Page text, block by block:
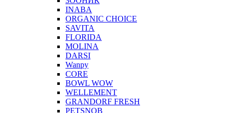
INABA
ORGANIC CHOICE
SAVITA
FLORIDA
MOLINA
DARSI
Wanpy
CORE
BOWL WOW
WELLEMENT
GRANDORF FRESH
PETSNOB